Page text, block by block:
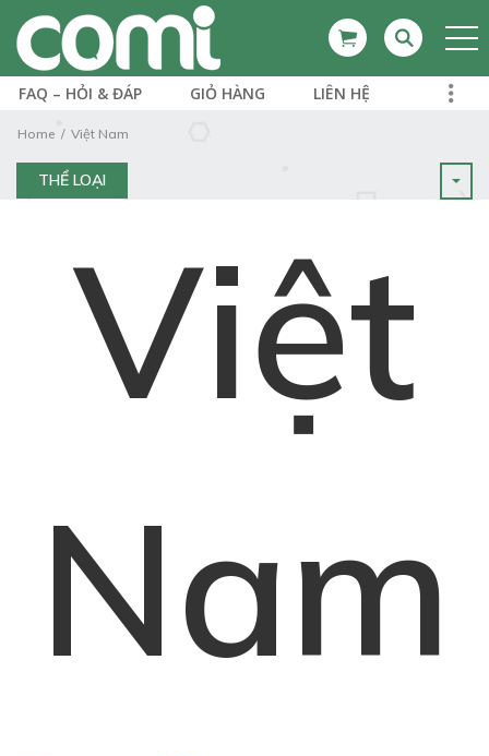
FAQ – HỎI & ĐÁP GIỎ HÀNG LIÊN HỆ
Home Việt Nam
THỂ LOẠI
Việt
Nam